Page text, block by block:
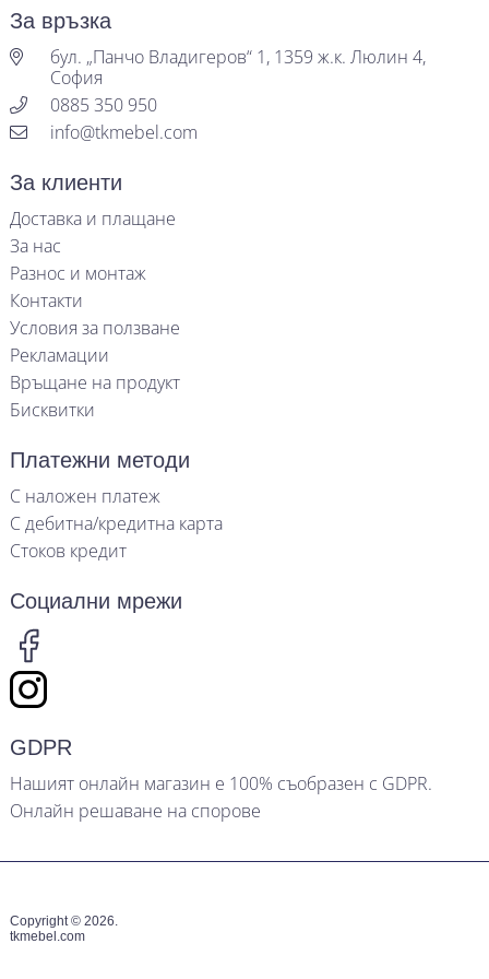
За връзка
бул. „Панчо Владигеров“ 1, 1359 ж.к. Люлин 4,
София
0885 350 950
info@tkmebel.com
За клиенти
Доставка и плащане
За нас
Разнос и монтаж
Контакти
Условия за ползване
Рекламации
Връщане на продукт
Бисквитки
Платежни методи
С наложен платеж
С дебитна/кредитна карта
Стоков кредит
Социални мрежи
GDPR
Нашият онлайн магазин е 100% съобразен с GDPR.
Онлайн решаване на спорове
Copyright © 2026.
tkmebel.com